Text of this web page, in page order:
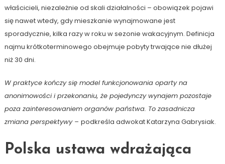
właścicieli, niezależnie od skali działalności – obowiązek pojawi
się nawet wtedy, gdy mieszkanie wynajmowane jest
sporadycznie, kilka razy w roku w sezonie wakacyjnym. Definicja
najmu krótkoterminowego obejmuje pobyty trwające nie dłużej
niż 30 dni.
W praktyce kończy się model funkcjonowania oparty na
anonimowości i przekonaniu, że pojedynczy wynajem pozostaje
poza zainteresowaniem organów państwa. To zasadnicza
zmiana perspektywy – podkreśla adwokat Katarzyna Gabrysiak.
Polska ustawa wdrażająca